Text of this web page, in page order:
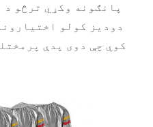
پانګونه وکړي ترڅو د
دودیز کولو
کوي چې دوی پدې